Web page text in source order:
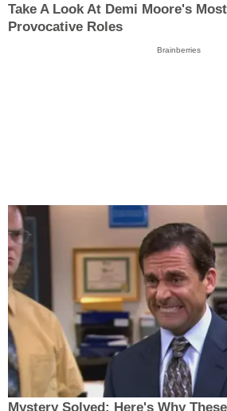
Take A Look At Demi Moore's
Provocative Roles
Brainberries
Mystery Solved: Here's Why